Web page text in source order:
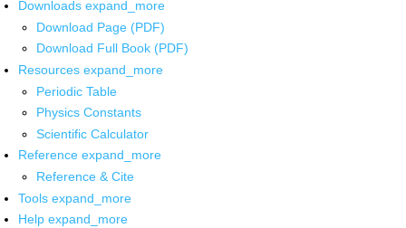
Downloads expand_more
Download Page (PDF)
Download Full Book (PDF)
Resources expand_more
Periodic Table
Physics Constants
Scientific Calculator
Reference expand_more
Reference & Cite
Tools expand_more
Help expand_more